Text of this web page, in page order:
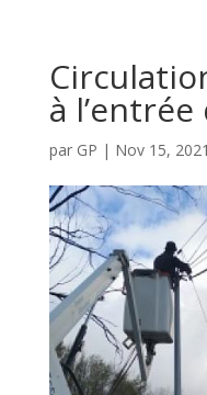
à
par GP | Nov 15, 2021